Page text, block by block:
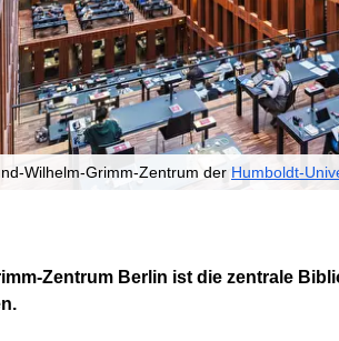
Wilhelm-Grimm-Zentrum der Humboldt-
Zentrum Berlin ist die zentrale